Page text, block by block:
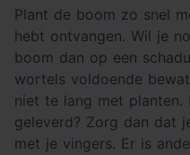
Plant de boom zo snel
hebt ontvangen. Wil je
boom dan op een
wortels voldoende
niet te lang met
geleverd? Zorg dan dat
met je vingers. Er is